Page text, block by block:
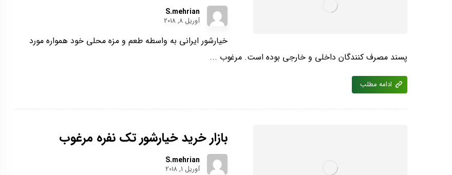
S.mehrian
آوریل 8, 2018
خیارشور ایرانی به واسطه طعم و مزه محلی خود همواره مورد
پسند مصرف کنندگان داخلی و خارجی بوده است. مرغوب ...
ادامه مطلب
بازار خرید خیارشور تک نفره مرغوب
S.mehrian
آوریل 1, 2018